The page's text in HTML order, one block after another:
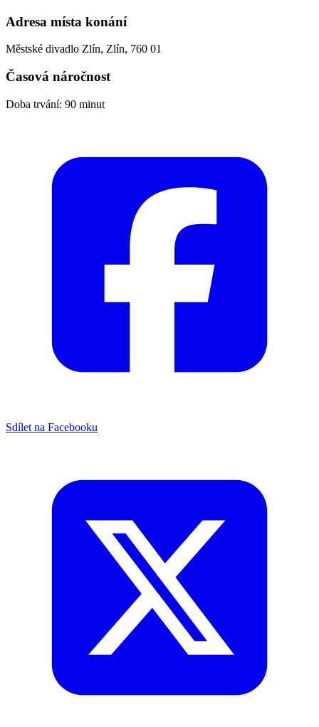
Adresa místa konání
Městské divadlo Zlín, Zlín, 760 01
Časová náročnost
Doba trvání: 90 minut
Sdílet na Facebooku